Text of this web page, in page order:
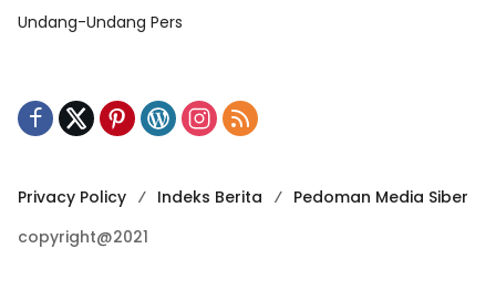
Undang-Undang Pers
Privacy Policy Indeks Berita
Pedoman Media Siber
copyright@2021